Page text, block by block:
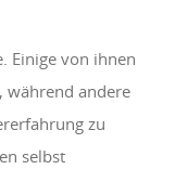
Einige von ihnen
während andere
zu
selbst